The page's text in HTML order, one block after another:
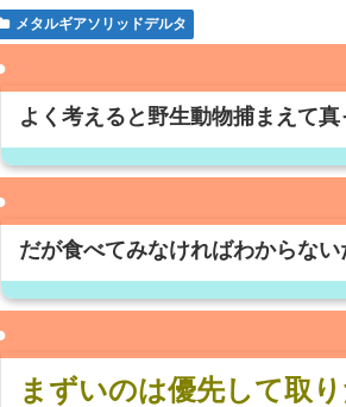
メタルギアソリッドデルタ
よく考えると野生動物捕まえて
だが食べてみなければわからない
まずいのは優先して取